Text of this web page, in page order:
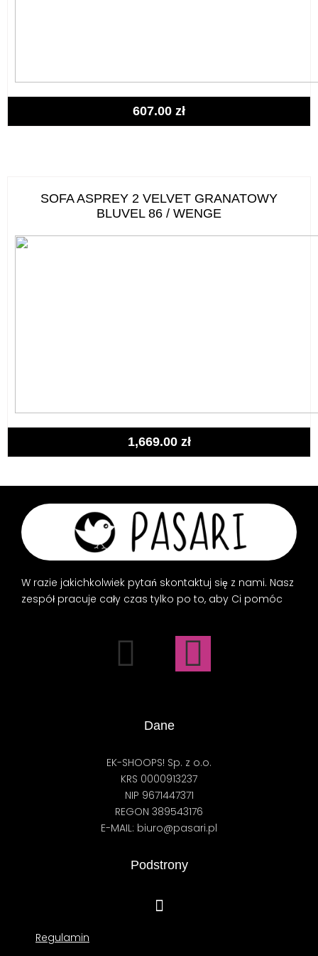
607.00 zł
SOFA ASPREY 2 VELVET GRANATOWY
BLUVEL 86 / WENGE
1,669.00 zł
W razie jakichkolwiek pytań skontaktuj się z nami. Nasz
zespół pracuje cały czas tylko po to, aby Ci pomóc
Dane
EK-SHOOPS! Sp. z o.o.
KRS 0000913237
NIP 9671447371
REGON 389543176
E-MAIL: biuro@pasari.pl
Podstrony
Regulamin